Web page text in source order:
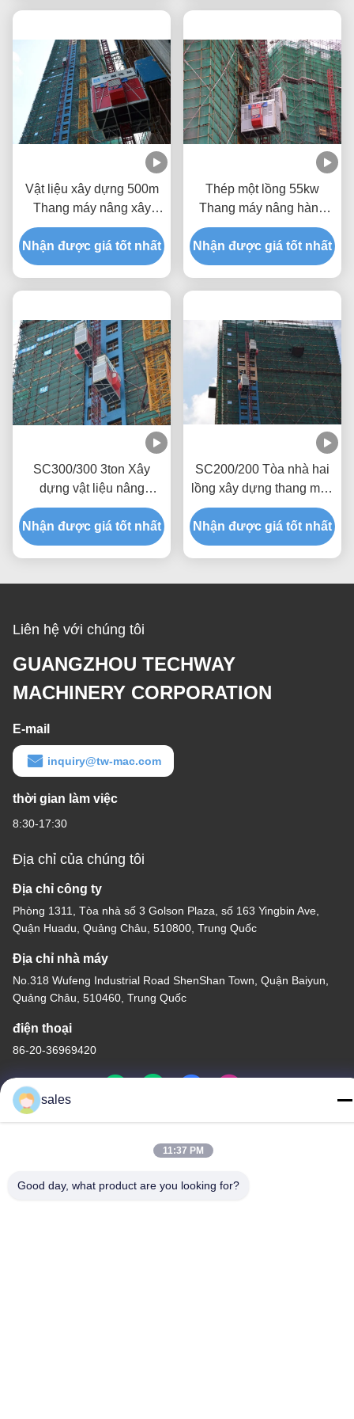
Vật liệu xây dựng 500m
Thang máy nâng xây
dựng Thang máy nâng
với điều khiển Inverter
Nhận được giá tốt nhất
Thép một lồng 55kw
Thang máy nâng hành
khách cho công trường
xây dựng SC300
Nhận được giá tốt nhất
SC300/300 3ton Xây
dựng vật liệu nâng
Q345B Thép
Nhận được giá tốt nhất
SC200/200 Tòa nhà hai
lồng xây dựng thang máy
nâng CE chứng nhận
Nhận được giá tốt nhất
Liên hệ với chúng tôi
GUANGZHOU TECHWAY
MACHINERY CORPORATION
E-mail
inquiry@tw-mac.com
thời gian làm việc
8:30-17:30
Địa chỉ của chúng tôi
Địa chỉ công ty
Phòng 1311, Tòa nhà số 3 Golson Plaza, số 163 Yingbin Ave,
Quận Huadu, Quảng Châu, 510800, Trung Quốc
Địa chỉ nhà máy
No.318 Wufeng Industrial Road ShenShan Town, Quận Baiyun,
Quảng Châu, 510460, Trung Quốc
điện thoại
86-20-36969420
Trung Quốc Chất lượng tốt Thang máy xây dựng Nhà cung cấp.
CORPORATION Tất cả các quyền được bảo lưu.
sales
11:37 PM
Good day, what product are you looking for?